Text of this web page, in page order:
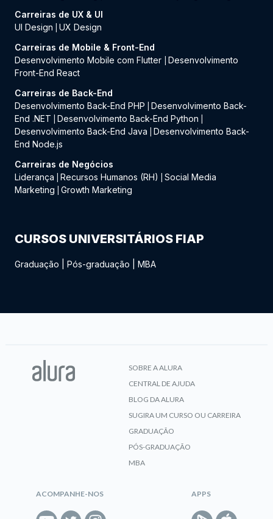
Carreiras de UX & UI
UI Design
UX Design
Carreiras de Mobile & Front-End
Desenvolvimento Mobile com Flutter
Desenvolvimento
Front-End React
Carreiras de Back-End
Desenvolvimento Back-End PHP
Desenvolvimento Back-
End .NET
Desenvolvimento Back-End Python
Desenvolvimento Back-End Java
Desenvolvimento Back-
End Node.js
Carreiras de Negócios
Liderança
Recursos Humanos (RH)
Social Media
Marketing
Growth Marketing
CURSOS UNIVERSITÁRIOS FIAP
Graduação Pós-graduação MBA
SOBRE A ALURA
CENTRAL DE AJUDA
BLOG DA ALURA
SUGIRA UM CURSO OU CARREIRA
GRADUAÇÃO
PÓS-GRADUAÇÃO
MBA
ACOMPANHE-NOS APPS